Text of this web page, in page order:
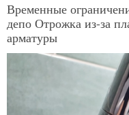
Временные
депо Отрожка из-за
арматуры